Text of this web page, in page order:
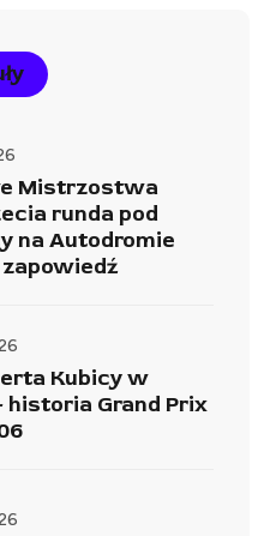
Mistrzostwa
runda pod
na Autodromie
Kubicy w
historia Grand Prix